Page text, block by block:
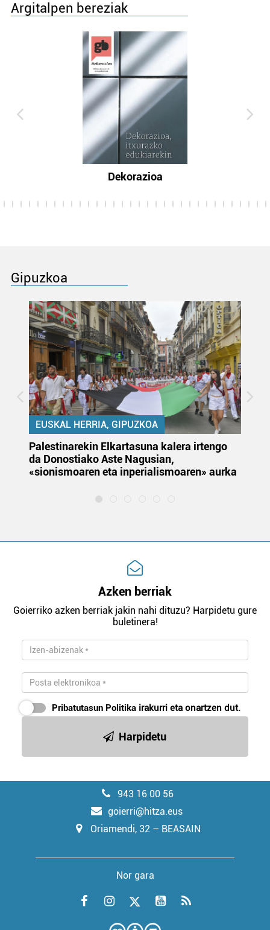
Argitalpen bereziak
Dekorazioa
Gipuzkoa
EUSKAL HERRIA, GIPUZKOA
Palestinarekin Elkartasuna kalera irtengo
da Donostiako Aste Nagusian,
«sionismoaren eta inperialismoaren» aurka
Azken berriak
Goierriko azken berriak jakin nahi dituzu? Harpidetu gure
buletinera!
Pribatutasun Politika irakurri eta onartzen dut.
Harpidetu
943 16 00 56
goierri@hitza.eus
Oriamendi, 32 – BEASAIN
Nor gara